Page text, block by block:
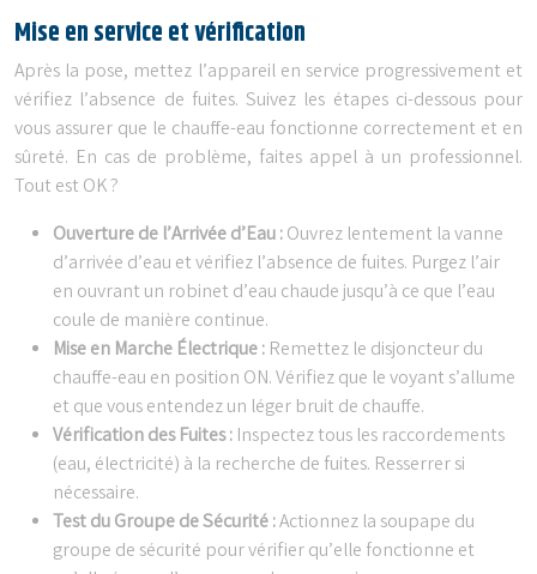
Mise en service et vérification
Après la pose, mettez l’appareil en service progressivement et
vérifiez l’absence de fuites. Suivez les étapes ci-dessous pour
vous assurer que le chauffe-eau fonctionne correctement et en
sûreté. En cas de problème, faites appel à un professionnel.
Tout est OK ?
Ouverture de l’Arrivée d’Eau :Ouvrez lentement la vanne
d’arrivée d’eau et vérifiez l’absence de fuites. Purgez l’air
en ouvrant un robinet d’eau chaude jusqu’à ce que l’eau
coule de manière continue.
Mise en Marche Électrique : Remettez le disjoncteur du
chauffe-eau en position ON. Vérifiez que le voyant s’allume
et que vous entendez un léger bruit de chauffe.
Vérification des Fuites : Inspectez tous les raccordements
(eau, électricité) à la recherche de fuites. Resserrer si
nécessaire.
Test du Groupe de Sécurité :Actionnez la soupape du
groupe de sécurité pour vérifier qu’elle fonctionne et